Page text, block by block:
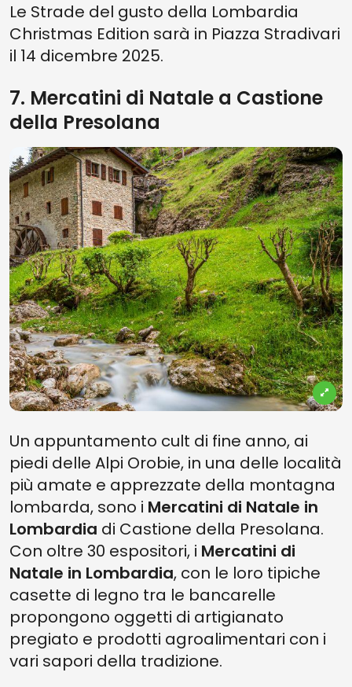
Le Strade del gusto della Lombardia
Christmas Edition sarà in Piazza Stradivari
il 14 dicembre 2025.
7. Mercatini di Natale a Castione
della Presolana
Un appuntamento cult di fine anno, ai
piedi delle Alpi Orobie, in una delle località
più amate e apprezzate della montagna
lombarda, sono i Mercatini di Natale in
Lombardia di Castione della Presolana.
Con oltre 30 espositori, i Mercatini di
Natale in Lombardia, con le loro tipiche
casette di legno tra le bancarelle
propongono oggetti di artigianato
pregiato e prodotti agroalimentari con i
vari sapori della tradizione.